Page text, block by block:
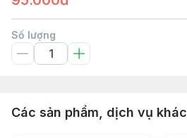
Số lượng
Các sản phẩm, dịch vụ khác